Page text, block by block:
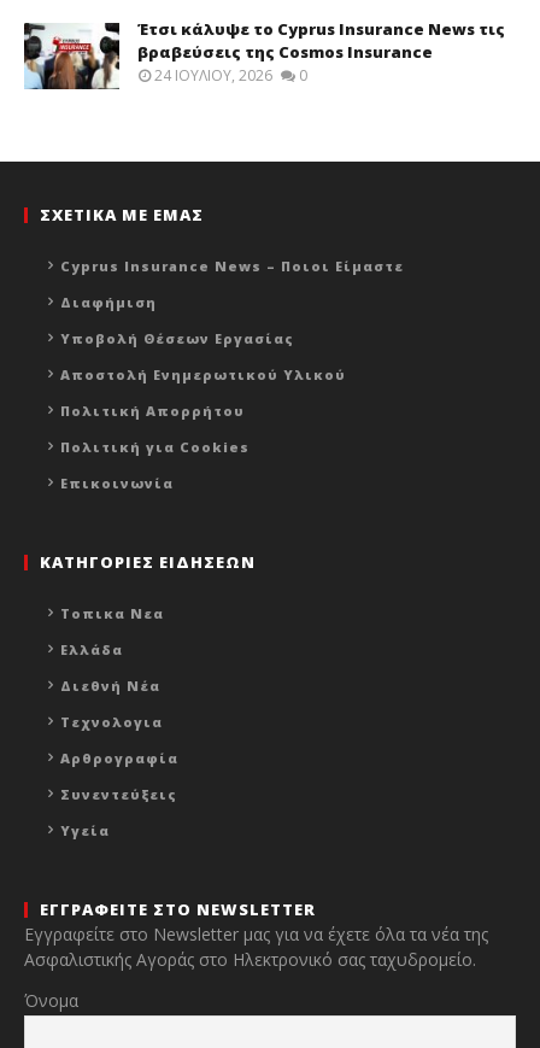
Έτσι κάλυψε το Cyprus Insurance News τις
βραβεύσεις της Cosmos Insurance
24 ΙΟΥΛΊΟΥ, 2026 0
ΣΧΕΤΙΚΑ ΜΕ ΕΜΑΣ
Cyprus Insurance News – Ποιοι Είμαστε
Διαφήμιση
Υποβολή Θέσεων Εργασίας
Αποστολή Ενημερωτικού Υλικού
Πολιτική Απορρήτου
Πολιτική για Cookies
Επικοινωνία
ΚΑΤΗΓΟΡΙΕΣ ΕΙΔΗΣΕΩΝ
Τοπικα Νεα
Ελλάδα
Διεθνή Νέα
Τεχνολογια
Αρθρογραφία
Συνεντεύξεις
Υγεία
ΕΓΓΡΑΦΕΙΤΕ ΣΤΟ NEWSLETTER
Εγγραφείτε στο Newsletter μας για να έχετε όλα τα νέα της
Ασφαλιστικής Αγοράς στο Ηλεκτρονικό σας ταχυδρομείο.
Όνομα